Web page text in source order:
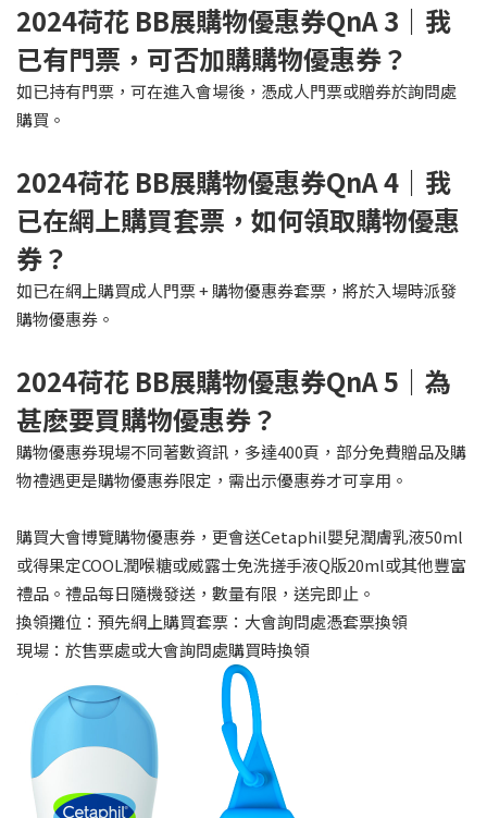
2024荷花 BB展購物優惠券QnA 3｜我
已有門票，可否加購購物優惠券？
如已持有門票，可在進入會場後，憑成人門票或贈券於詢問處
購買。
2024荷花 BB展購物優惠券QnA 4｜我
已在網上購買套票，如何領取購物優惠
券？
如已在網上購買成人門票 + 購物優惠券套票，將於入場時派發
購物優惠券。
2024荷花 BB展購物優惠券QnA 5｜為
甚麽要買購物優惠券？
購物優惠券現場不同著數資訊，多達400頁，部分免費贈品及購
物禮遇更是購物優惠券限定，需出示優惠券才可享用。
購買大會博覽購物優惠券，更會送Cetaphil嬰兒潤膚乳液50ml
或得果定COOL潤喉糖或威露士免洗搓手液Q版20ml或其他豐富
禮品。禮品每日隨機發送，數量有限，送完即止。
換領攤位：預先網上購買套票：大會詢問處憑套票換領
現場：於售票處或大會詢問處購買時換領